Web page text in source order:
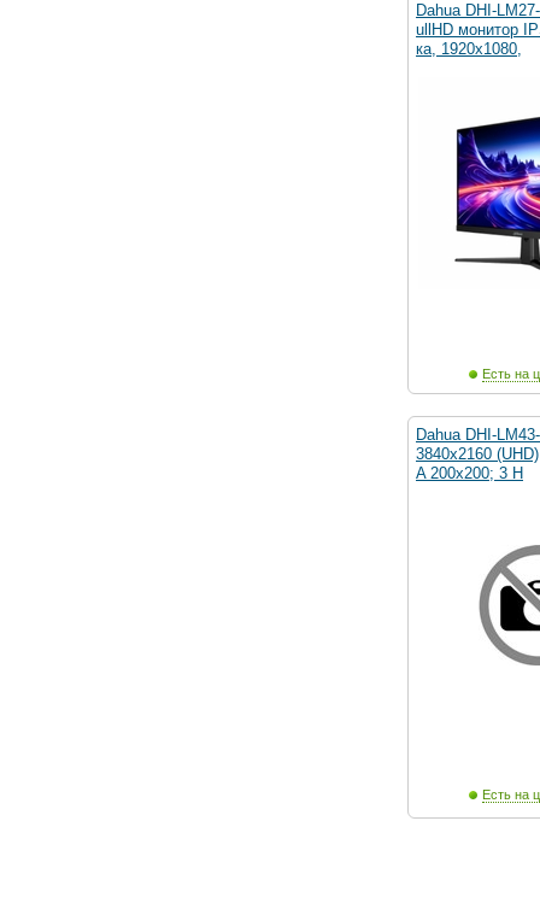
Dahua DHI-
ullHD монитор
ка, 1920x1080,
Есть на
Dahua DHI-
3840x2160
A 200x200; 3 H
Есть на